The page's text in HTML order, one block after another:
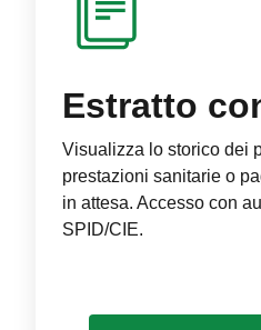
Estratto
Visualizza lo storico dei
prestazioni sanitarie o
in attesa. Accesso con
SPID/CIE.